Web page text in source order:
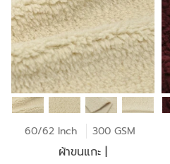
60/62 Inch 300 GSM
ผ้าขนแกะ |